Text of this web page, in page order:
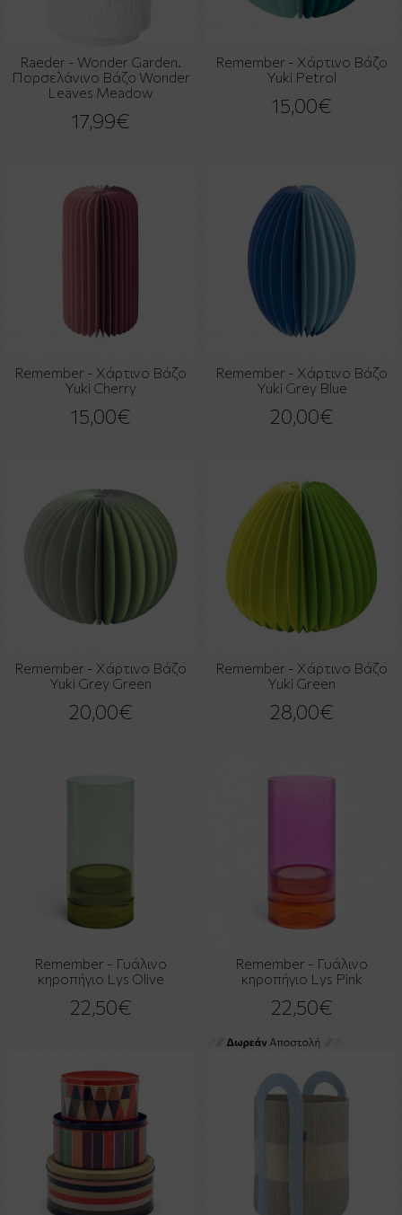
Raeder - Wonder Garden.
Πορσελάνινο Βάζο Wonder
Leaves Meadow
17,99€
Remember - Χάρτινο Βάζο
Yuki Petrol
15,00€
Remember - Χάρτινο Βάζο
Yuki Cherry
15,00€
Remember - Χάρτινο Βάζο
Yuki Grey Blue
20,00€
Remember - Χάρτινο Βάζο
Yuki Grey Green
20,00€
Remember - Χάρτινο Βάζο
Yuki Green
28,00€
Remember - Γυάλινο
κηροπήγιο Lys Olive
22,50€
Remember - Γυάλινο
κηροπήγιο Lys Pink
22,50€